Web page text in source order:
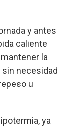
y antes
caliente
la
necesidad
u
ya